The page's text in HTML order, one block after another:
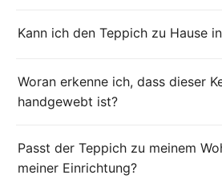
Kann ich den Teppich zu Hause
Woran erkenne ich, dass dieser
handgewebt ist?
Passt der Teppich zu meinem
meiner Einrichtung?